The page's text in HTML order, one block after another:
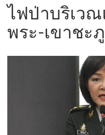
ไฟป่าบริเว
พระ-เขาชะภู